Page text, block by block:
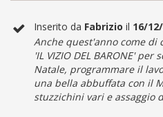
Inserito da Fabrizio il 16/
Anche quest'anno come di
'IL VIZIO DEL BARONE'
Natale, programmare il
una bella abbuffata con il
stuzzichini vari e assaggio